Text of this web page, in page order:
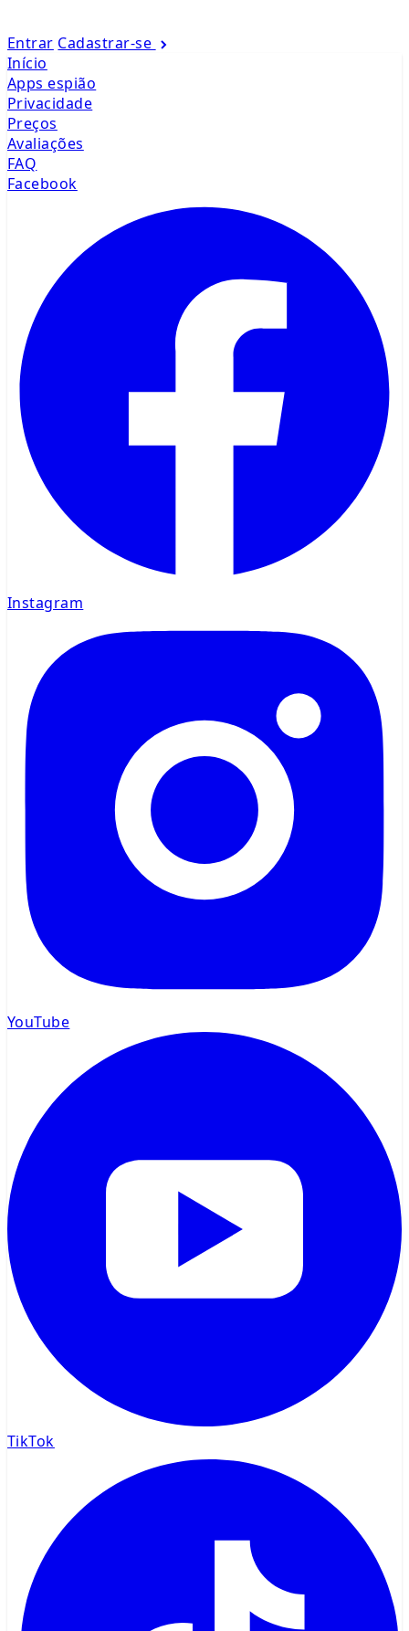
Entrar Cadastrar-se
Início
Apps espião
Privacidade
Preços
Avaliações
FAQ
Facebook
Instagram
YouTube
TikTok